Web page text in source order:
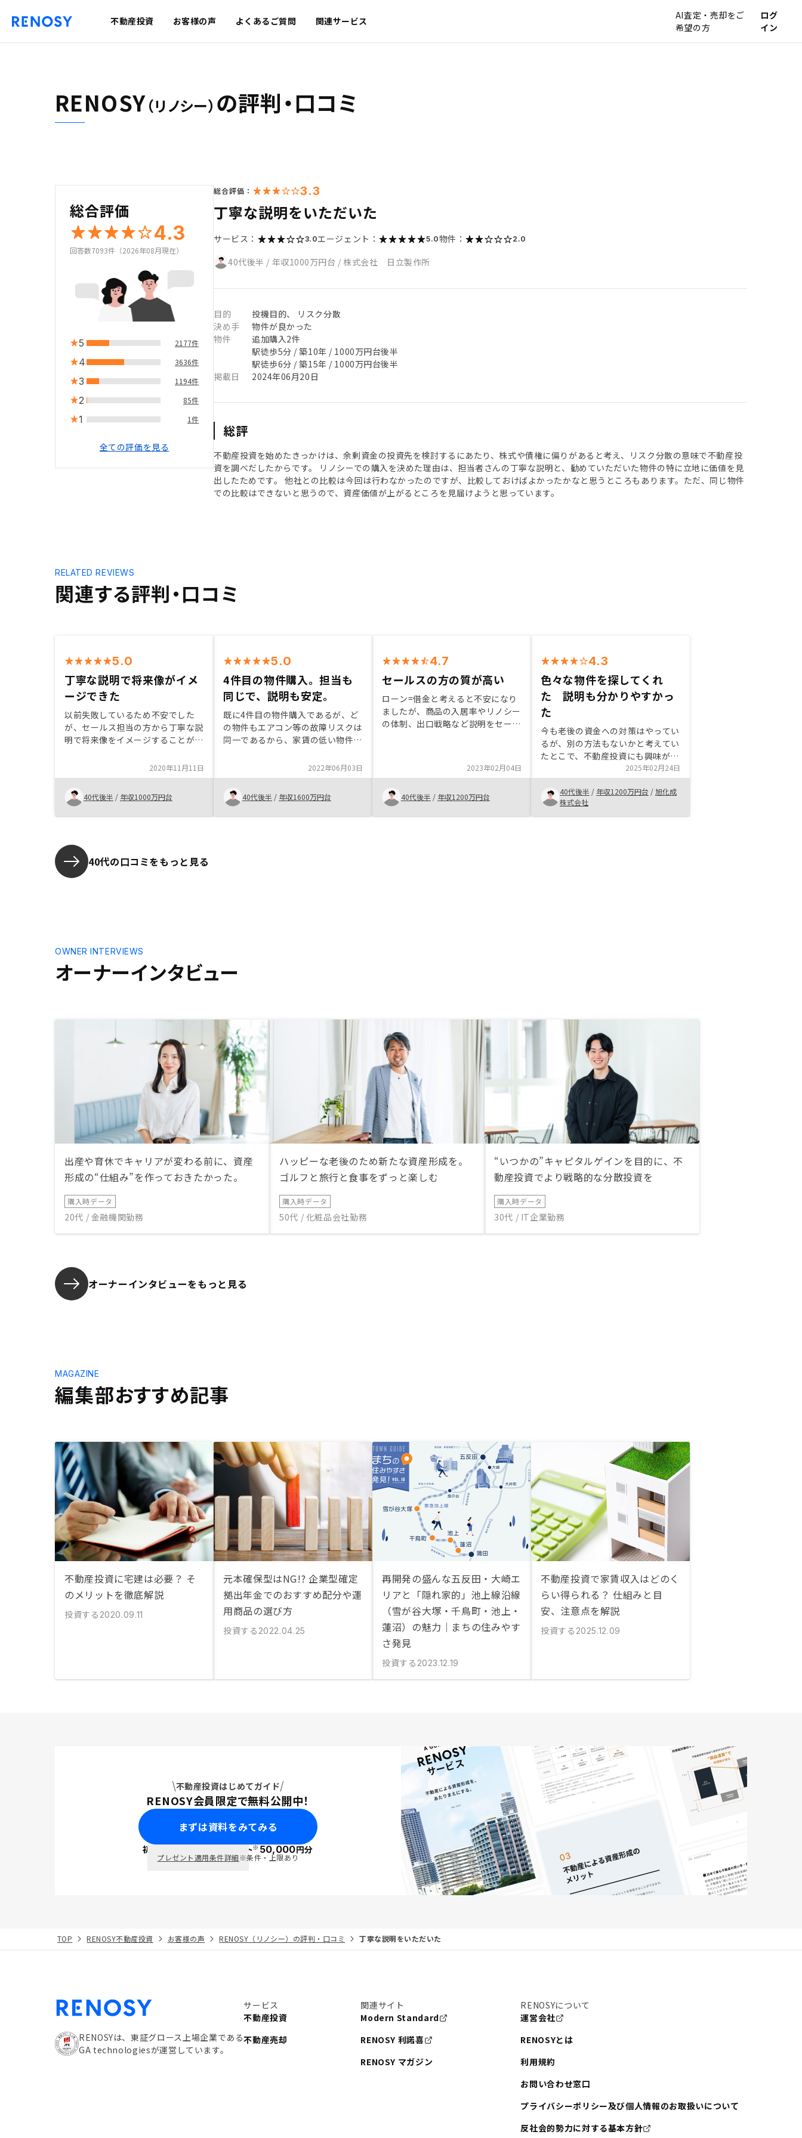
不動産投資 お客様の声 よくあるご質問 関連サービス
AI査定・売却をご
希望の方
ログ
イン
RENOSY（リノシー） の評判・口コミ
総合評価
4.3
回答数7093件（2026年08月現在）
5 2177件
4 3636件
3 1194件
2 85件
1 1件
全ての評価を見る
総合評価： 3.3
丁寧な説明をいただいた
サービス： 3.0エージェント： 5.0物件： 2.0
40代後半 / 年収1000万円台 / 株式会社 日立製作所
目的
投機目的、 リスク分散
決め手
物件が良かった
物件
追加購入2件
駅徒歩5分 / 築10年 / 1000万円台後半
駅徒歩6分 / 築15年 / 1000万円台後半
掲載日
2024年06月20日
総評
不動産投資を始めたきっかけは、余剰資金の投資先を検討するにあたり、株式や債権に偏りがあると考え、リスク分散の意味で不動産投
資を調べだしたからです。 リノシーでの購入を決めた理由は、担当者さんの丁寧な説明と、勧めていただいた物件の特に立地に価値を見
出したためです。 他社との比較は今回は行わなかったのですが、比較しておけばよかったかなと思うところもあります。ただ、同じ物件
での比較はできないと思うので、資産価値が上がるところを見届けようと思っています。
関連する評判・口コミ
RELATED REVIEWS
5.0
丁寧な説明で将来像がイメ
ージできた
以前失敗しているため不安でした
が、セールス担当の方から丁寧な説
明で将来像をイメージすることがで
もっと値引いて欲しかった2020年11月11日
40代後半 / 年収1000万円台
5.0
4件目の物件購入。担当も
同じで、説明も安定。
既に4件目の物件購入であるが、ど
の物件もエアコン等の故障リスクは
同一であるから、家賃の低い物件は
れて、納得できた。セールスの人も
ずっと同じ人が担当してくれてい
て、安心感がある。
2022年06月03日
40代後半 / 年収1600万円台
4.7
セールスの方の質が高い
ローン=借金と考えると不安になり
ましたが、商品の入居率やリノシー
の体制、出口戦略など説明をセール
入後も不安な事や良くわからない事
寧さも購入を決めた大きなポイント
2023年02月04日
40代後半 / 年収1200万円台
4.3
色々な物件を探してくれ
た 説明も分かりやすかっ
た
今も老後の資金への対策はやってい
るが、別の方法もないかと考えてい
たとこで、不動産投資にも興味があ
った。その中でPayPayのポイント
プレゼントに惹かれてリノシーにコ
ンタクトを取った。 業界No. 1とい
うこともあって物件情報が豊富だっ
たし、戦略的なところもアドバイス
2025年02月24日
40代後半 / 年収1200万円台 /旭化成
株式会社
40代の口コミをもっと見る
オーナーインタビュー
OWNER INTERVIEWS
出産や育休でキャリアが変わる前に、資産
形成の“仕組み”を作っておきたかった。
購入時データ
20代 / 金融機関勤務
ハッピーな老後のため新たな資産形成を。
ゴルフと旅行と食事をずっと楽しむ
購入時データ
50代 / 化粧品会社勤務
“いつかの”キャピタルゲインを目的に、不
動産投資でより戦略的な分散投資を
購入時データ
30代 / IT企業勤務
オーナーインタビューをもっと見る
編集部おすすめ記事
MAGAZINE
不動産投資に宅建は必要？ そ
のメリットを徹底解説
投資する 2020.09.11
元本確保型はNG!? 企業型確定
拠出年金でのおすすめ配分や運
用商品の選び方
投資する 2022.04.25
再開発の盛んな五反田・大崎エ
リアと「隠れ家的」池上線沿線
（雪が谷大塚・千鳥町・池上・
蓮沼）の魅力｜まちの住みやす
さ発見
投資する 2023.12.19
不動産投資で家賃収入はどのく
らい得られる？ 仕組みと目
安、注意点を解説
投資する 2025.12.09
不動産投資はじめてガイド
RENOSY会員限定で無料公開中！
まずは資料をみてみる
初回面談で ポイント※50,000円分
プレゼント適用条件詳細※条件・上限あり
TOP RENOSY不動産投資 お客様の声 RENOSY（リノシー）の評判・口コミ 丁寧な説明をいただいた
RENOSYは、東証グロース上場企業である
GA technologiesが運営しています。
サービス
不動産投資
不動産売却
関連サイト
Modern Standard
RENOSY 利諾喜
RENOSY マガジン
RENOSYについて
運営会社
RENOSYとは
利用規約
お問い合わせ窓口
プライバシーポリシー及び個人情報のお取扱いについて
反社会的勢力に対する基本方針